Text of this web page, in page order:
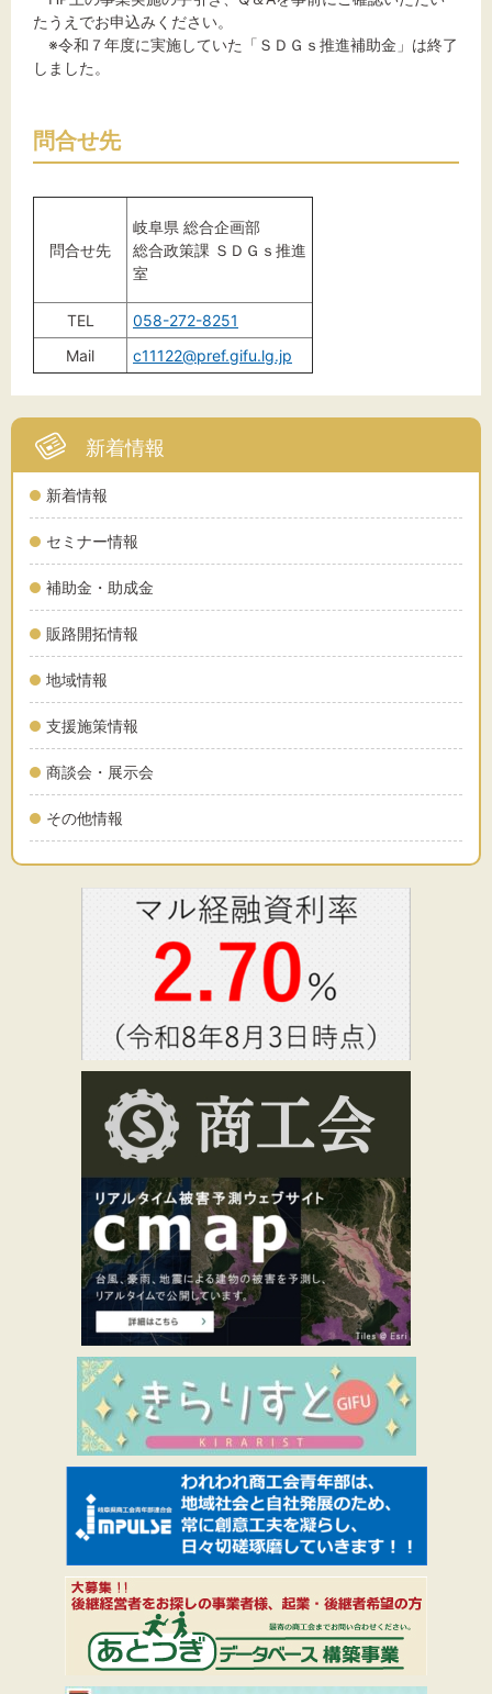
新着情報
新着情報
セミナー情報
補助金・助成金
販路開拓情報
地域情報
支援施策情報
商談会・展示会
その他情報
たうえでお申込みください。
※令和７年度に実施していた「ＳＤＧｓ推進補助金」は終了
しました。
問合せ先
問合せ先
岐阜県 総合企画部
総合政策課 ＳＤＧｓ推進
室
TEL
058-272-8251
Mail
c11122@pref.gifu.lg.jp